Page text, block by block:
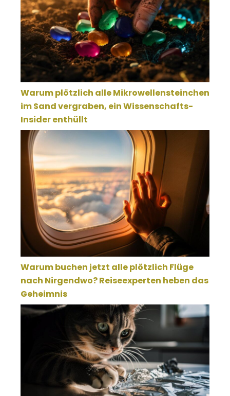
Warum plötzlich alle Mikrowellensteinchen
im Sand vergraben, ein Wissenschafts-
Insider enthüllt
Warum buchen jetzt alle plötzlich Flüge
nach Nirgendwo? Reiseexperten heben das
Geheimnis